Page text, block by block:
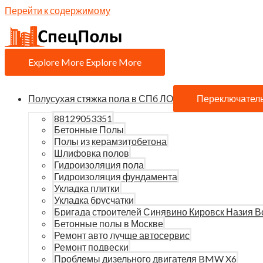
Перейти к содержимому
Explore More Explore More
Полусухая стяжка пола в СПб ЛО
88129053351
Бетонные Полы
Полы из керамзитобетона
Шлифовка полов
Гидроизоляция пола
Гидроизоляция фундамента
Укладка плитки
Укладка брусчатки
Бригада строителей Синявино Кировск Назия
Бетонные полы в Москве
Ремонт авто лучше автосервис
Ремонт подвески
Проблемы дизельного двигателя BMW X6